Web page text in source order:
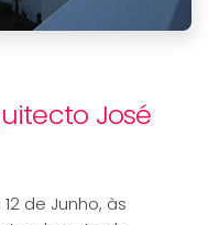
José
de Junho, às